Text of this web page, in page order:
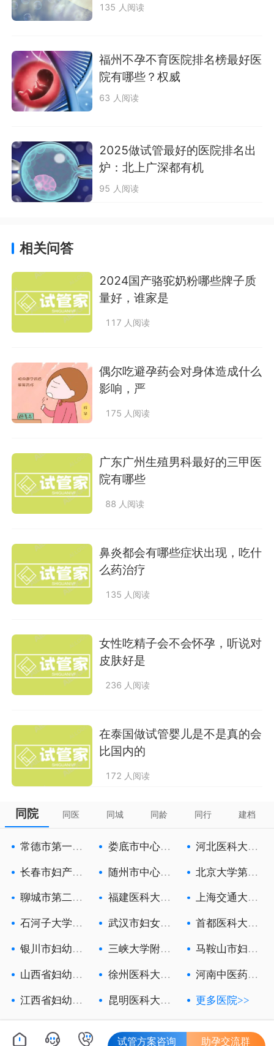
135 人阅读
福州不孕不育医院排名榜最好医
院有哪些？权威
63 人阅读
2025做试管最好的医院排名出
炉：北上广深都有机
95 人阅读
相关问答
2024国产骆驼奶粉哪些牌子质
量好，谁家是
117 人阅读
偶尔吃避孕药会对身体造成什么
影响，严
175 人阅读
广东广州生殖男科最好的三甲医
院有哪些
88 人阅读
鼻炎都会有哪些症状出现，吃什
么药治疗
135 人阅读
女性吃精子会不会怀孕，听说对
皮肤好是
236 人阅读
在泰国做试管婴儿是不是真的会
比国内的
172 人阅读
同院 同医 同城 同龄 同行 建档
常德市第一人
娄底市中心医
河北医科大学
长春市妇产医
随州市中心医
北京大学第三
聊城市第二人
福建医科大学
上海交通大学
石河子大学医
武汉市妇女儿
首都医科大学
银川市妇幼保
三峡大学附属
马鞍山市妇幼
山西省妇幼保
徐州医科大学
河南中医药大
江西省妇幼保
昆明医科大学
更多医院>>
试管方案咨询 助孕交流群